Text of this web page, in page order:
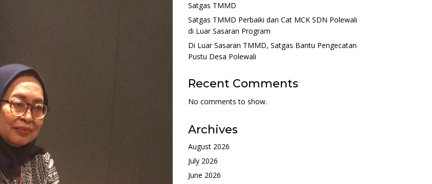
Satgas TMMD
Satgas TMMD Perbaiki dan Cat MCK SDN Polewali
di Luar Sasaran Program
Di Luar Sasaran TMMD, Satgas Bantu Pengecatan
Pustu Desa Polewali
Recent Comments
No comments to show.
Archives
August 2026
July 2026
June 2026